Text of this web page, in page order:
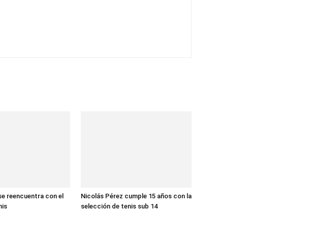
reencuentra con el
Nicolás Pérez cumple 15 años con la
selección de tenis sub 14